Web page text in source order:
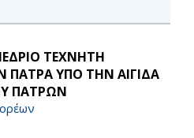
ΤΕΧΝΗΤΗ
ΥΠΟ ΤΗΝ ΑΙΓΙΔΑ
ΠΑΤΡΩΝ